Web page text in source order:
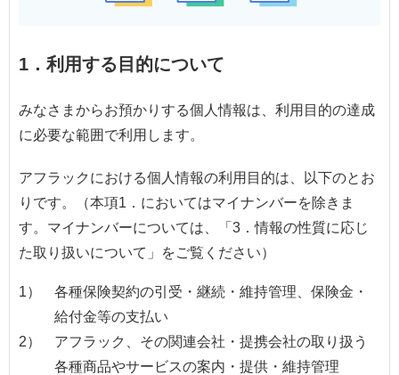
1．利用する目的について
みなさまからお預かりする個人情報は、利用目的の達成
に必要な範囲で利用します。
アフラックにおける個人情報の利用目的は、以下のとお
りです。（本項1．においてはマイナンバーを除きま
す。マイナンバーについては、「3．情報の性質に応じ
た取り扱いについて」をご覧ください）
1）
各種保険契約の引受・継続・維持管理、保険金・
給付金等の支払い
2）
アフラック、その関連会社・提携会社の取り扱う
各種商品やサービスの案内・提供・維持管理